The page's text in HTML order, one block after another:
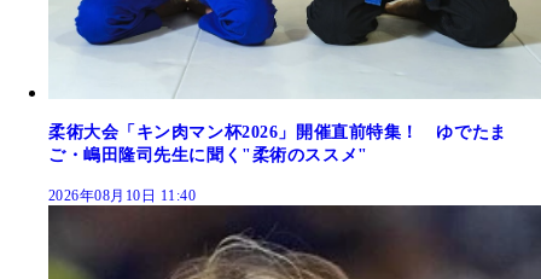
柔術大会「キン肉マン杯2026」開催直前特集！ ゆでたま
ご・嶋田隆司先生に聞く"柔術のススメ"
2026年08月10日 11:40